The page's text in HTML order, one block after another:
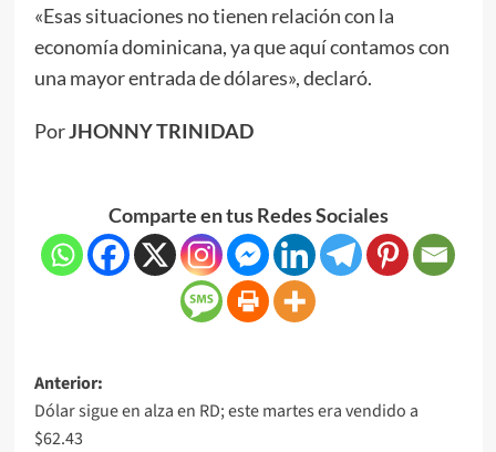
«Esas situaciones no tienen relación con la
economía dominicana, ya que aquí contamos con
una mayor entrada de dólares», declaró.
PorJHONNY TRINIDAD
Comparte en tus Redes Sociales
Anterior:
Dólar sigue en alza en RD; este martes era vendido a
$62.43